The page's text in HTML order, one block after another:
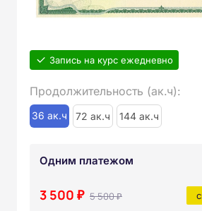
Запись на курс ежедневно
Продолжительность (ак.ч):
36 ак.ч 72 ак.ч 144 ак.ч
Одним платежом
3 500 ₽ 5 500 ₽